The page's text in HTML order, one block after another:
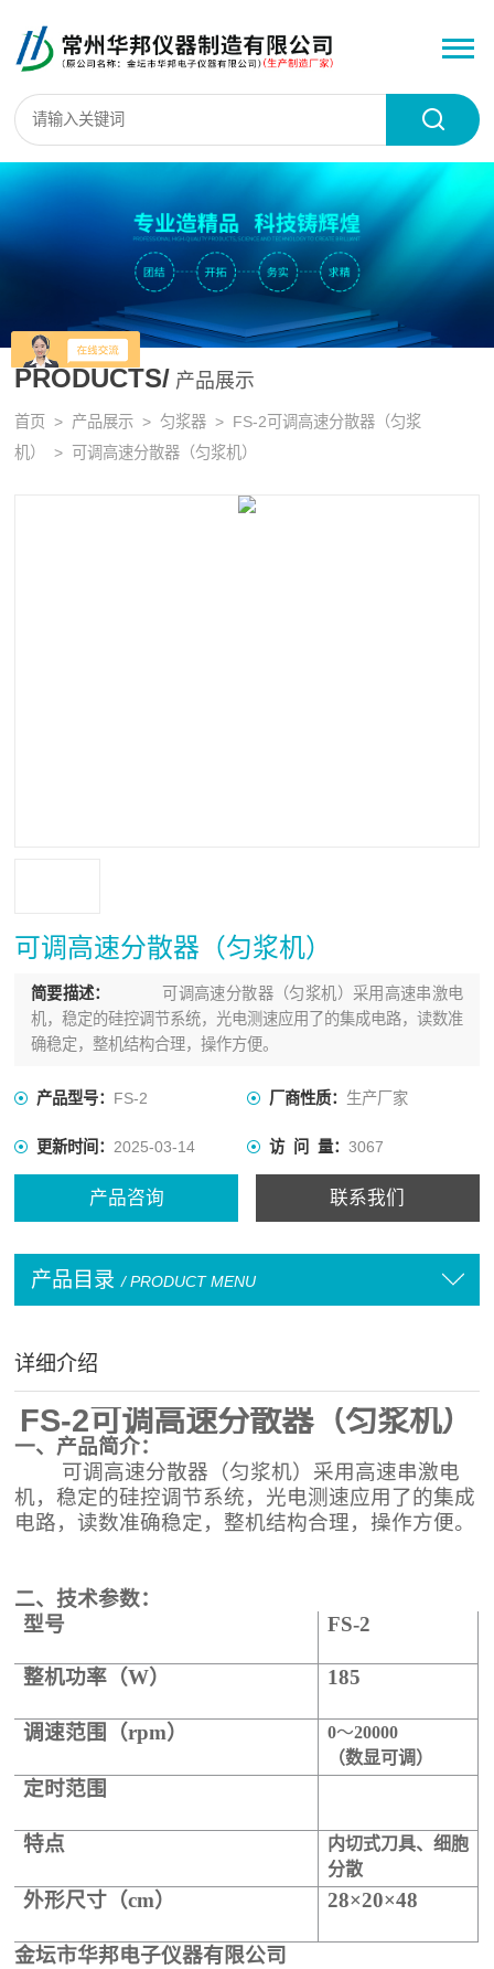
PRODUCTS/ 产品展示
首页 > 产品展示 >匀浆器 > FS-2可调高速分散器（匀浆
机）
> 可调高速分散器（匀浆机）
可调高速分散器（匀浆机）
简要描述：
可调高速分散器（匀浆机）采用高速串激电
机，稳定的硅控调节系统，光电测速应用了的集成电路，读数准
确稳定，整机结构合理，操作方便。
产品型号： FS-2 厂商性质： 生产厂家
更新时间：2025-03-14 访 问 量： 3067
产品咨询 联系我们
产品目录 / PRODUCT MENU
详细介绍
FS-2可调高速分散器（匀浆机）
一、 产品简介：
可调高速分散器（匀浆机）采用高速串激电
机，稳定的硅控调节系统，光电测速应用了的集成
电路，读数准确稳定，整机结构合理，操作方便。
二、技术参数：
型号
FS-2
整机功率（W） 185
调速范围（rpm） 0～20000
（数显可调）
定时范围
特点
内切式刀具、细胞
分散
外形尺寸（cm） 28×20×48
金坛市华邦电子仪器有限公司